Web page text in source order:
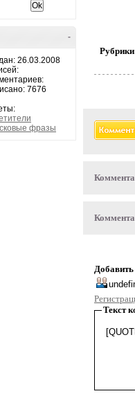
-
26.03.2008
7676
фразы
Текст